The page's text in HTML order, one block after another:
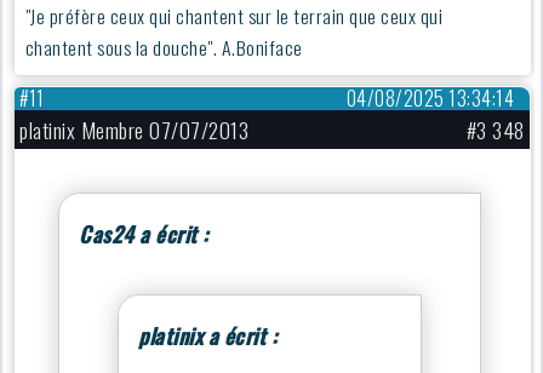
"Je préfère ceux qui chantent sur le terrain que ceux qui
chantent sous la douche". A.Boniface
04/08/2025 13:34:14
#11
platinix Membre 07/07/2013 #3 348
Cas24 a écrit :
platinix a écrit :